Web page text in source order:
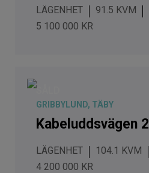
91.5 KVM
LÄGENHET
5 100 000 KR
SÅLD
Kabeluddsvägen 2
GRIBBYLUND, TÄBY
104.1 KVM
LÄGENHET
4 200 000 KR